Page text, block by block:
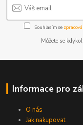
Souhlasím se
Můžete se
Informace pro
O nás
Jak nakupovat